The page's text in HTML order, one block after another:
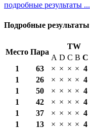
подробные результаты ...
Подробные результаты
Место Пара
TW
A D C B С
1
63 × × × × 4
1
26 × × × × 4
1
50 × × × × 4
1
42 × × × × 4
1
37 × × × × 4
1
13 × × × × 4